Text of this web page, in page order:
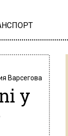
Варсегова
у